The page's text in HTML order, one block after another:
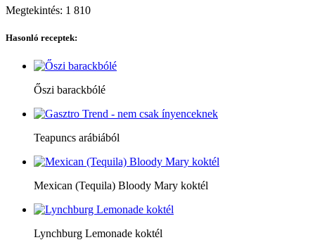
Megtekintés: 1 810
Hasonló receptek:
Őszi barackbólé
Teapuncs arábiából
Mexican (Tequila) Bloody Mary koktél
Lynchburg Lemonade koktél